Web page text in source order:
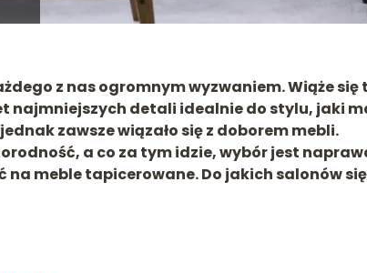
z nas ogromnym wyzwaniem. Wiąże się
najmniejszych detali idealnie do stylu, jaki
zawsze wiązało się z doborem mebli.
a co za tym idzie, wybór jest
meble tapicerowane. Do jakich salonów się